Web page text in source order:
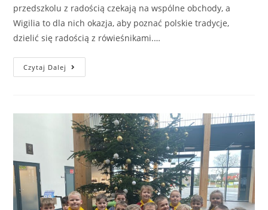
przedszkolu z radością czekają na wspólne obchody, a
Wigilia to dla nich okazja, aby poznać polskie tradycje,
dzielić się radością z rówieśnikami.…
Czytaj Dalej